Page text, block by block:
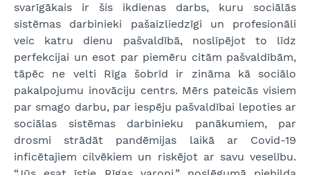
svarīgākais ir šis ikdienas darbs, kuru sociālās
sistēmas darbinieki pašaizliedzīgi un profesionāli
veic katru dienu pašvaldībā, noslīpējot to līdz
perfekcijai un esot par piemēru citām pašvaldībām,
tāpēc ne velti Rīga šobrīd ir zināma kā sociālo
pakalpojumu inovāciju centrs. Mērs pateicās visiem
par smago darbu, par iespēju pašvaldībai lepoties ar
sociālas sistēmas darbinieku panākumiem, par
drosmi strādāt pandēmijas laikā ar Covid-19
inficētajiem cilvēkiem un riskējot ar savu veselību.